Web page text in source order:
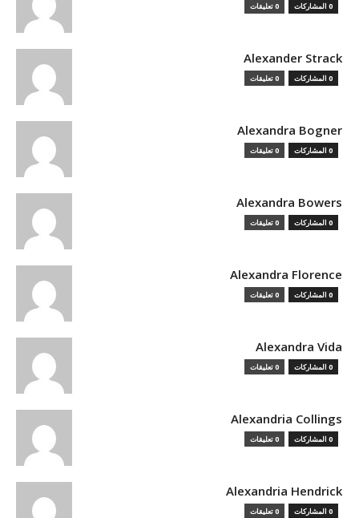
0 المشاركات 0 تعليقات
Alexander Strack
0 المشاركات 0 تعليقات
Alexandra Bogner
0 المشاركات 0 تعليقات
Alexandra Bowers
0 المشاركات 0 تعليقات
Alexandra Florence
0 المشاركات 0 تعليقات
Alexandra Vida
0 المشاركات 0 تعليقات
Alexandria Collings
0 المشاركات 0 تعليقات
Alexandria Hendrick
0 المشاركات 0 تعليقات